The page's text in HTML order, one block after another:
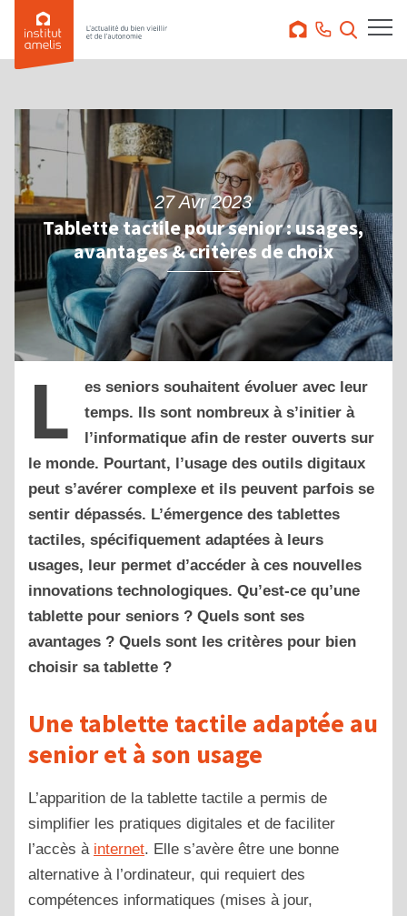
27 Avr 2023
Tablette tactile pour senior : usages,
avantages & critères de choix
L
es seniors souhaitent évoluer avec leur
temps. Ils sont nombreux à s’initier à
l’informatique afin de rester ouverts sur
le monde. Pourtant, l’usage des outils digitaux
peut s’avérer complexe et ils peuvent parfois se
sentir dépassés. L’émergence des tablettes
tactiles, spécifiquement adaptées à leurs
usages, leur permet d’accéder à ces nouvelles
innovations technologiques. Qu’est-ce qu’une
tablette pour seniors ? Quels sont ses
avantages ? Quels sont les critères pour bien
choisir sa tablette ?
Une tablette tactile adaptée au
senior et à son usage
L’apparition de la tablette tactile a permis de
simplifier les pratiques digitales et de faciliter
l’accès à internet. Elle s’avère être une bonne
alternative à l’ordinateur, qui requiert des
compétences informatiques (mises à jour,